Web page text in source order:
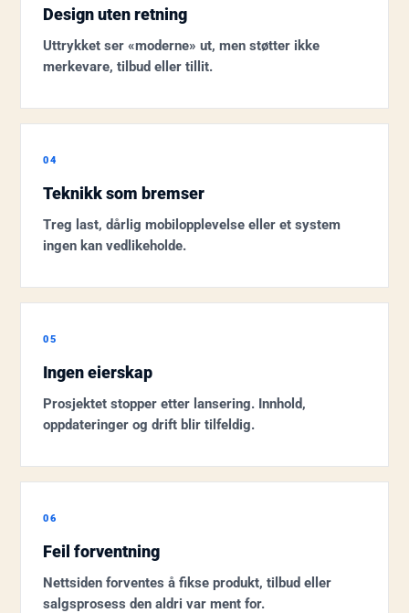
Design uten retning
Uttrykket ser «moderne» ut, men støtter ikke
merkevare, tilbud eller tillit.
04
Teknikk som bremser
Treg last, dårlig mobilopplevelse eller et system
ingen kan vedlikeholde.
05
Ingen eierskap
Prosjektet stopper etter lansering. Innhold,
oppdateringer og drift blir tilfeldig.
06
Feil forventning
Nettsiden forventes å fikse produkt, tilbud eller
salgsprosess den aldri var ment for.